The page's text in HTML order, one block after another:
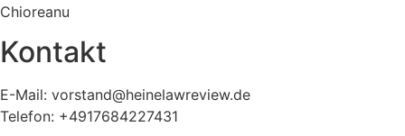
Chioreanu
Kontakt
E-Mail: vorstand@heinelawreview.de
Telefon: +4917684227431